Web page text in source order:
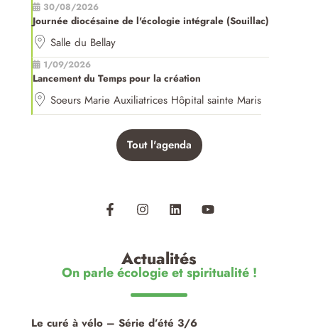
30/08/2026
Journée diocésaine de l'écologie intégrale (Souillac)
Salle du Bellay
1/09/2026
Lancement du Temps pour la création
Soeurs Marie Auxiliatrices Hôpital sainte Maris
Tout l'agenda
Actualités
On parle écologie et spiritualité !
Le curé à vélo – Série d’été 3/6